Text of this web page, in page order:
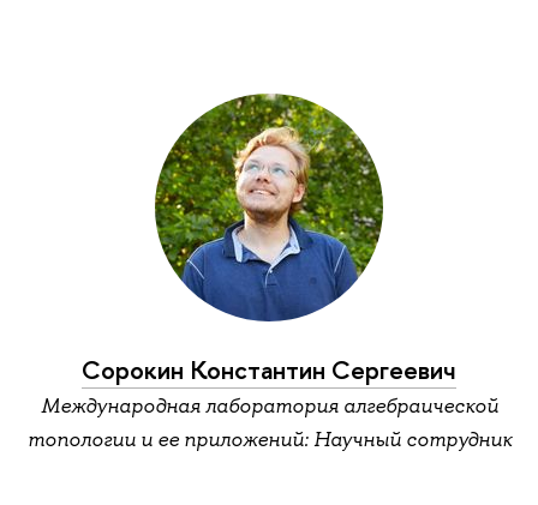
Сорокин Константин Сергеевич
Международная лаборатория алгебраической
топологии и ее приложений: Научный сотрудник